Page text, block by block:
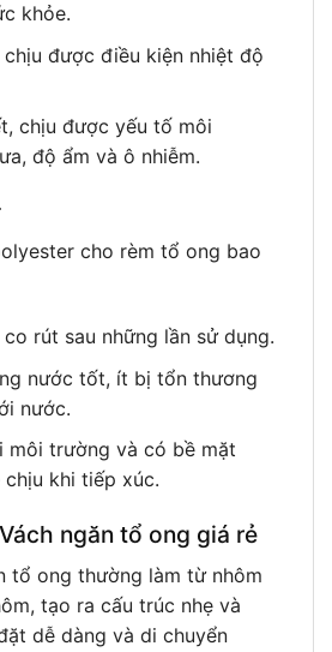
khỏe.
được điều kiện nhiệt độ
chịu được yếu tố môi
độ ẩm và ô nhiễm.
cho rèm tổ ong bao
rút sau những lần sử dụng.
nước tốt, ít bị tổn thương
nước.
môi trường và có bề mặt
khi tiếp xúc.
ngăn tổ ong giá rẻ
tổ ong thường làm từ nhôm
tạo ra cấu trúc nhẹ và
dễ dàng và di chuyển